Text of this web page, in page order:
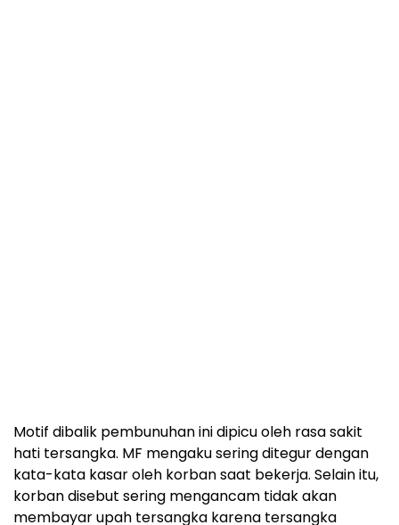
Motif dibalik pembunuhan ini dipicu oleh rasa sakit
hati tersangka. MF mengaku sering ditegur dengan
kata-kata kasar oleh korban saat bekerja. Selain itu,
korban disebut sering mengancam tidak akan
membayar upah tersangka karena tersangka